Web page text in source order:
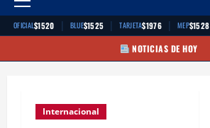
Menú
principal
OFICIAL$1520 | BLUE$1525 | TARJETA$1976 | MEP$1528
NOTICIAS DE HOY
Internacional